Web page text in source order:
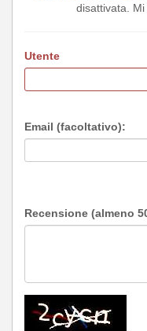
disattivata.
Utente
Email (facoltativo):
Recensione (almeno